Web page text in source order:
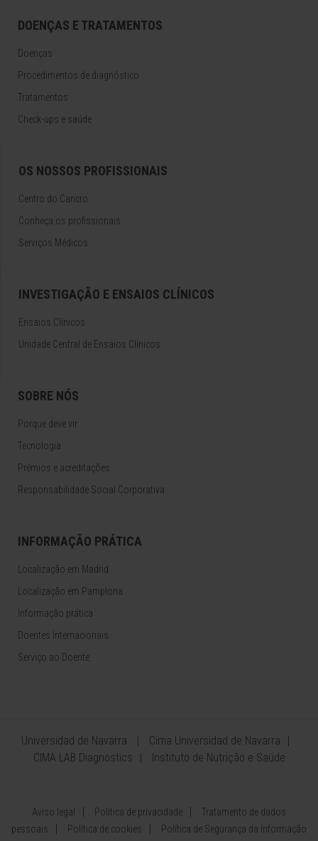
DOENÇAS E TRATAMENTOS
Doenças
Procedimentos de diagnóstico
Tratamentos
Check-ups e saúde
OS NOSSOS PROFISSIONAIS
Centro do Cancro
Conheça os profissionais
Serviços Médicos
INVESTIGAÇÃO E ENSAIOS CLÍNICOS
Ensaios Clínicos
Unidade Central de Ensaios Clínicos
SOBRE NÓS
Porque deve vir
Tecnologia
Prémios e acreditações
Responsabilidade Social Corporativa
INFORMAÇÃO PRÁTICA
Localização em Madrid
Localização em Pamplona
Informação prática
Doentes Internacionais
Serviço ao Doente
Universidad de Navarra
Cima Universidad de Navarra
CIMA LAB Diagnostics
Instituto de Nutrição e Saúde
Aviso legal Política de privacidade
Tratamento de dados
pessoais
Política de cookies Política de Segurança da Informação